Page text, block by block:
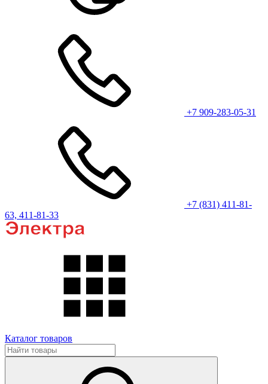
+7 909-283-05-31
+7 (831) 411-81-
63, 411-81-33
Каталог товаров